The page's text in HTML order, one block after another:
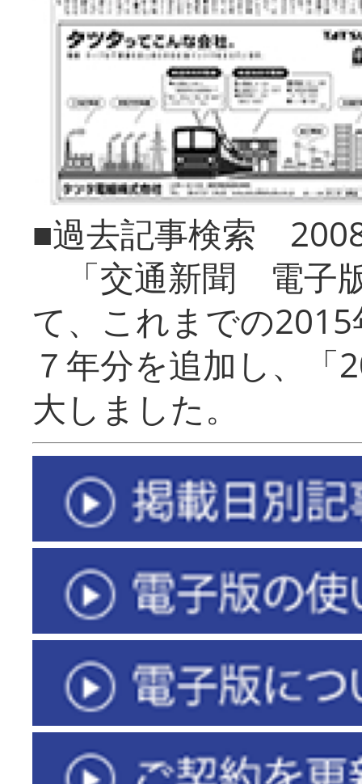
■過去記事検索
「交通新聞 電子
て、これまでの
７年分を追加し、「
大しまし